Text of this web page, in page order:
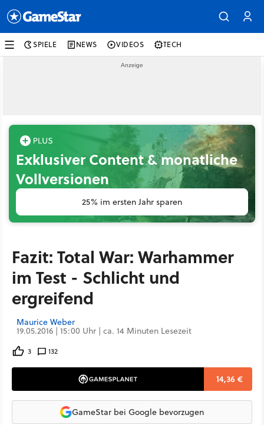
SPIELE NEWS VIDEOS TECH
Exklusiver Content & monatliche
Vollversionen
25% im ersten Jahr sparen
Fazit: Total War: Warhammer
im Test - Schlicht und
ergreifend
Maurice Weber
19.05.2016 | 15:00 Uhr | ca. 14 Minuten Lesezeit
3 132
14,36 €
GameStar bei Google bevorzugen